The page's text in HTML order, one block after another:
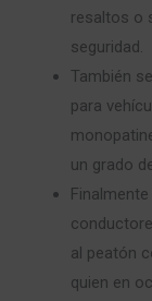
resaltos o
seguridad.
También
para
un grado
al peatón
quien en